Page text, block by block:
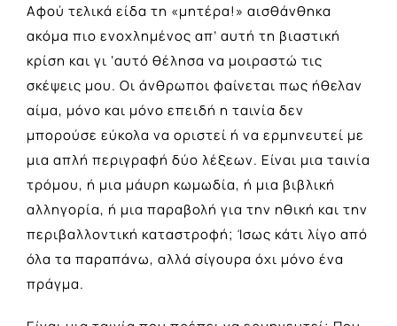
Αφού τελικά είδα τη «μητέρα!» αισθάνθηκα
ακόμα πιο ενοχλημένος απ’ αυτή τη βιαστική
κρίση και γι ‘αυτό θέλησα να μοιραστώ τις
σκέψεις μου. Οι άνθρωποι φαίνεται πως ήθελαν
αίμα, μόνο και μόνο επειδή η ταινία δεν
μπορούσε εύκολα να οριστεί ή να ερμηνευτεί με
μια απλή περιγραφή δύο λέξεων. Είναι μια ταινία
τρόμου, ή μια μάυρη κωμωδία, ή μια βιβλική
αλληγορία, ή μια παραβολή για την ηθική και την
περιβαλλοντική καταστροφή; Ίσως κάτι λίγο από
όλα τα παραπάνω, αλλά σίγουρα όχι μόνο ένα
πράγμα.